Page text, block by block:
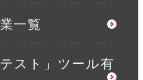
一覧
スト」ツール有